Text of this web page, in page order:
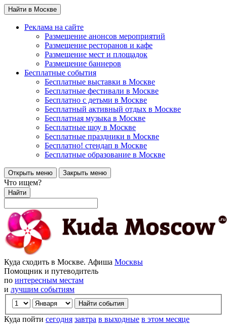
Найти в Москве
Реклама на сайте
Размещение анонсов мероприятий
Размещение ресторанов и кафе
Размещение мест и площадок
Размещение баннеров
Бесплатные события
Бесплатные выставки в Москве
Бесплатные фестивали в Москве
Бесплатно с детьми в Москве
Бесплатный активный отдых в Москве
Бесплатная музыка в Москве
Бесплатные шоу в Москве
Бесплатные праздники в Москве
Бесплатно! стендап в Москве
Бесплатные образование в Москве
Открыть меню Закрыть меню
Что ищем?
Найти
Куда сходить в Москве. Афиша Москвы
Помощник и путеводитель
по интересным местам
и лучшим событиям
Куда пойти сегодня завтра в выходные в этом месяце